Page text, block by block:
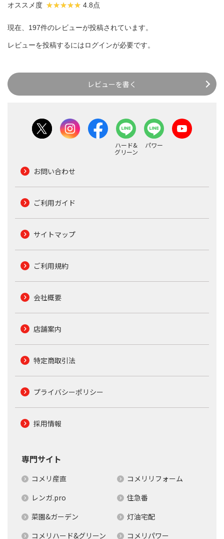
オススメ度 4.8点
現在、197件のレビューが投稿されています。
レビューを投稿するにはログインが必要です。
レビューを書く
ハード&
グリーン
パワー
お問い合わせ
ご利用ガイド
サイトマップ
ご利用規約
会社概要
店舗案内
特定商取引法
プライバシーポリシー
採用情報
専門サイト
コメリ産直
コメリリフォーム
レンガ.pro
住急番
菜園&ガーデン
灯油宅配
コメリハード&グリーン
コメリパワー